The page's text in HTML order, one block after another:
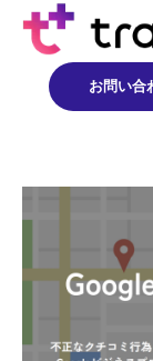
お問い合